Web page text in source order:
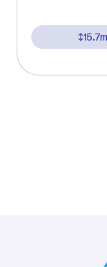
15.7m